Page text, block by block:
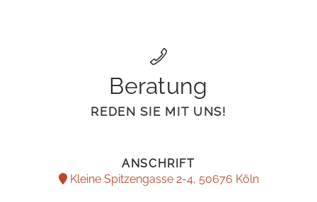
Beratung
REDEN SIE MIT UNS!
ANSCHRIFT
Kleine Spitzengasse 2-4, 50676 Köln